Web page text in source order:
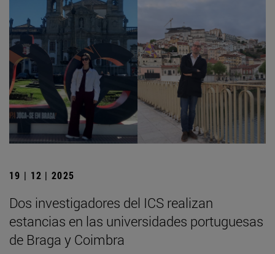
19 | 12 | 2025
Dos investigadores del ICS realizan
estancias en las universidades portuguesas
de Braga y Coimbra